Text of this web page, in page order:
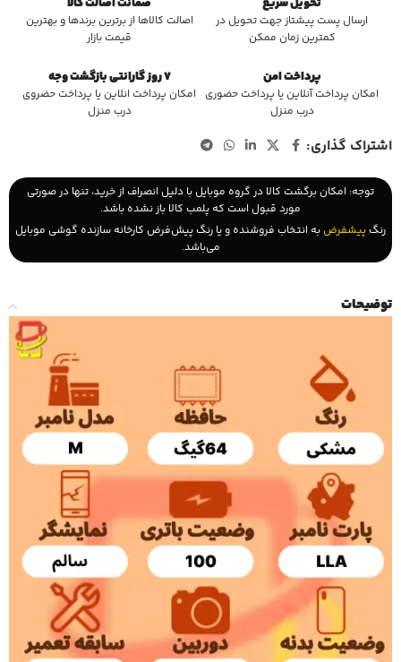
ارسال پست پیشتاز جهت تحویل در
کمترین زمان ممکن
اصالت کالاها از برترین برندها و بهترین
قیمت بازار
پرداخت امن
امکان پرداخت آنلاین یا پرداخت حضوری
درب منزل
7 روز گارانتی بازگشت وجه
امکان پرداخت انلاین یا پرداخت حضروی
درب منزل
اشتراک گذاری:
توجه: امکان برگشت کالا در گروه موبایل با دلیل انصراف از خرید، تنها در صورتی
مورد قبول است که پلمب کالا باز نشده باشد.
رنگ پیشفرض به انتخاب فروشنده و یا رنگ پیش‌فرض کارخانه سازنده گوشی موبایل
می‌باشد.
توضیحات